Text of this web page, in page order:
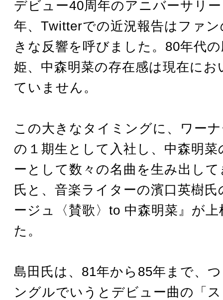
デビュー40周年のアニバーサリ
年、Twitterでの近況報告はファ
きな反響を呼びました。80年代
姫、中森明菜の存在感は現在に
ていません。
この大きなタイミングに、ワー
の１期生として入社し、中森明
ーとして数々の名曲を生み出し
氏と、音楽ライターの濱口英樹
ージュ〈賛歌〉to 中森明菜』が
た。
島田氏は、81年から85年まで、
ングルでいうとデビュー曲の「